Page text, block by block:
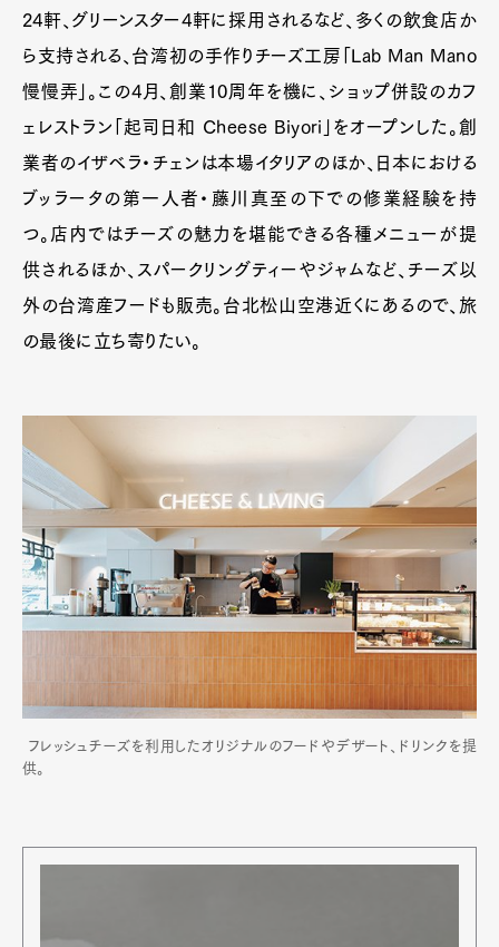
24軒、グリーンスター4軒に採用されるなど、多くの飲食店か
ら支持される、台湾初の手作りチーズ工房「Lab Man Mano
慢慢弄」。この4月、創業10周年を機に、ショップ併設のカフ
ェレストラン「起司日和 Cheese Biyori」をオープンした。創
業者のイザベラ・チェンは本場イタリアのほか、日本における
ブッラータの第一人者・藤川真至の下での修業経験を持
つ。店内ではチーズの魅力を堪能できる各種メニューが提
供されるほか、スパークリングティーやジャムなど、チーズ以
外の台湾産フードも販売。台北松山空港近くにあるので、旅
の最後に立ち寄りたい。
フレッシュチーズを利用したオリジナルのフードやデザート、ドリンクを提
供。